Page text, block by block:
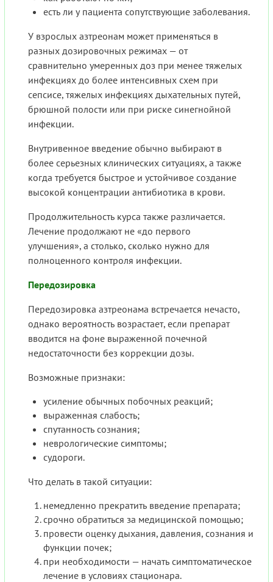
есть ли у пациента сопутствующие заболевания.
У взрослых азтреонам может применяться в
разных дозировочных режимах — от
сравнительно умеренных доз при менее тяжелых
инфекциях до более интенсивных схем при
сепсисе, тяжелых инфекциях дыхательных путей,
брюшной полости или при риске синегнойной
инфекции.
Внутривенное введение обычно выбирают в
более серьезных клинических ситуациях, а также
когда требуется быстрое и устойчивое создание
высокой концентрации антибиотика в крови.
Продолжительность курса также различается.
Лечение продолжают не «до первого
улучшения», а столько, сколько нужно для
полноценного контроля инфекции.
Передозировка
Передозировка азтреонама встречается нечасто,
однако вероятность возрастает, если препарат
вводится на фоне выраженной почечной
недостаточности без коррекции дозы.
Возможные признаки:
усиление обычных побочных реакций;
выраженная слабость;
спутанность сознания;
неврологические симптомы;
судороги.
Что делать в такой ситуации:
немедленно прекратить введение препарата;
срочно обратиться за медицинской помощью;
провести оценку дыхания, давления, сознания и
функции почек;
при необходимости — начать симптоматическое
лечение в условиях стационара.